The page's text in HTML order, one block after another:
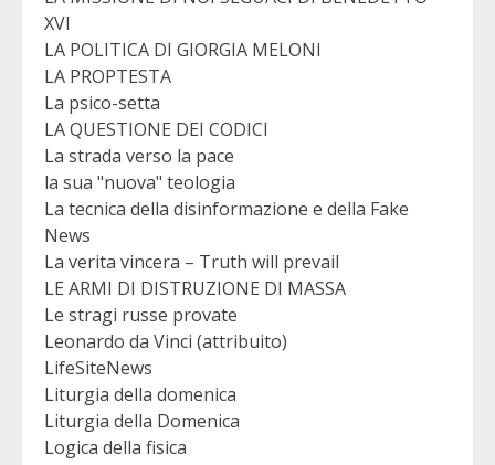
XVI
LA POLITICA DI GIORGIA MELONI
LA PROPTESTA
La psico-setta
LA QUESTIONE DEI CODICI
La strada verso la pace
la sua "nuova" teologia
La tecnica della disinformazione e della Fake
News
La verita vincera – Truth will prevail
LE ARMI DI DISTRUZIONE DI MASSA
Le stragi russe provate
Leonardo da Vinci (attribuito)
LifeSiteNews
Liturgia della domenica
Liturgia della Domenica
Logica della fisica